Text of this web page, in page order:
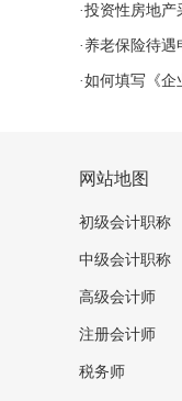
·投资性房地产
· 养老保险待遇
·如何填写《企业
网站地图
初级会计职称
中级会计职称
高级会计师
注册会计师
税务师